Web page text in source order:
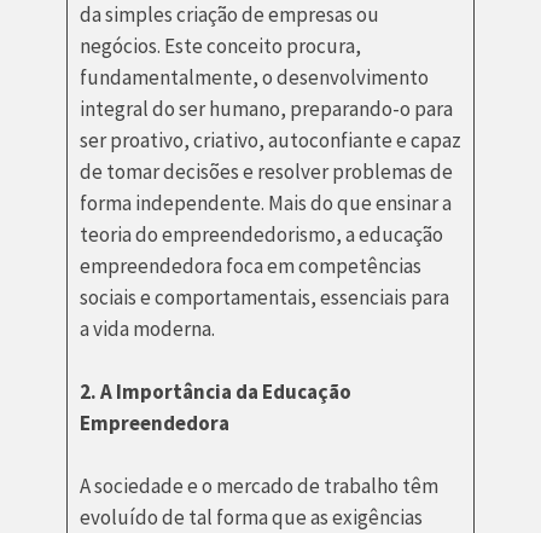
da simples criação de empresas ou
negócios. Este conceito procura,
fundamentalmente, o desenvolvimento
integral do ser humano, preparando-o para
ser proativo, criativo, autoconfiante e capaz
de tomar decisões e resolver problemas de
forma independente. Mais do que ensinar a
teoria do empreendedorismo, a educação
empreendedora foca em competências
sociais e comportamentais, essenciais para
a vida moderna.
2. A Importância da Educação
Empreendedora
A sociedade e o mercado de trabalho têm
evoluído de tal forma que as exigências